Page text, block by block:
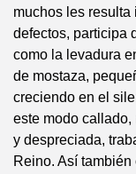
muchos les
defectos, participa
como la levadura
de mostaza,
creciendo en el
este modo
y despreciada,
Reino. Así